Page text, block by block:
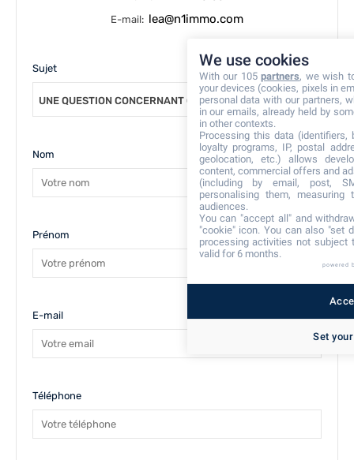
E-mail: lea@n1immo.com
Sujet
UNE QUESTION CONCERNANT CE BIEN
Nom
Prénom
E-mail
Téléphone
We use cookies
With our 105partners, we wish
your devices (cookies, pixels in
personal data with our partners,
in our emails, already held by
in other contexts.
Processing this data (identifiers,
loyalty programs, IP, postal
geolocation, etc.) allows
content, commercial offers and
(including by email, post,
personalising them, measuring
audiences.
You can "accept all" and
"cookie" icon. You can also "set
processing activities not subject
valid for 6 months.
powered
Set